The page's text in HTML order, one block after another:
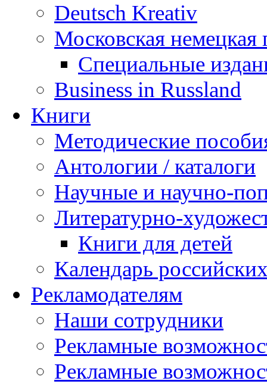
Deutsch Kreativ
Московская немецкая
Специальные
Business in Russland
Книги
Методические
Антологии / каталоги
Научные и научно-
Литературно-
Книги для детей
Календарь
Рекламодателям
Наши сотрудники
Рекламные
Рекламные